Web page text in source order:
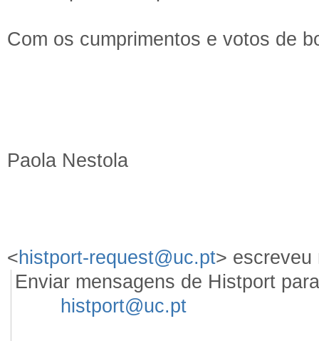
Com os cumprimentos e votos de
Paola Nestola
<histport-request@uc.pt> escreveu
Enviar mensagens de Histport
histport@uc.pt